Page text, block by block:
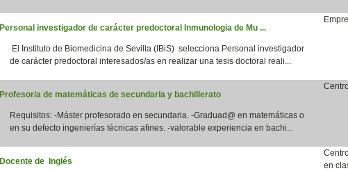
Personal investigador de carácter predoctoral Inmunologia de Mu ...
El Instituto de Biomedicina de Sevilla (IBiS) selecciona Personal investigador
de carácter predoctoral interesados/as en realizar una tesis doctoral reali...
Profesor/a de matemáticas de secundaria y bachillerato
Requisitos: -Máster profesorado en secundaria. -Graduad@ en matemáticas o
en su defecto ingenierías técnicas afines. -valorable experiencia en bachi...
Docente de Inglés
en